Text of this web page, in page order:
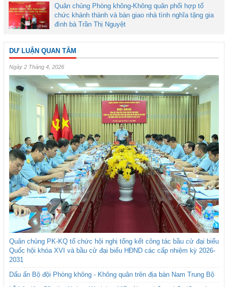
Quân chủng Phòng không-Không quân phối hợp tổ
chức khánh thành và bàn giao nhà tình nghĩa tặng gia
đình bà Trần Thị Nguyệt
DƯ LUẬN QUAN TÂM
Ngày 2 Tháng 4, 2026
Quân chủng PK-KQ tổ chức hội nghị tổng kết công tác bầu cử đại biểu
Quốc hội khóa XVI và bầu cử đại biểu HĐND các cấp nhiệm kỳ 2026-
2031
Dấu ấn Bộ đội Phòng không - Không quân trên địa bàn Nam Trung Bộ